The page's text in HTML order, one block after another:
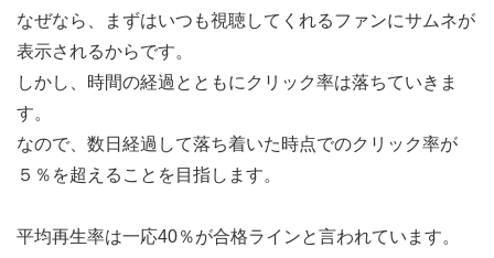
なぜなら、まずはいつも視聴してくれるファンにサムネが
表示されるからです。
しかし、時間の経過とともにクリック率は落ちていきま
す。
なので、数日経過して落ち着いた時点でのクリック率が
５％を超えることを目指します。
平均再生率は一応40％が合格ラインと言われています。